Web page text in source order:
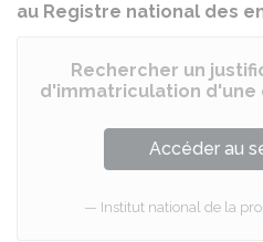
au Registre national des
Rechercher un
d'immatriculation d'une
Accéder au
Institut national de la